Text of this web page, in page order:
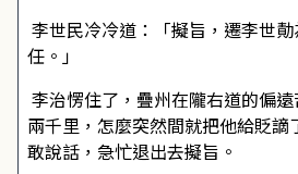
李世民冷冷道：「擬旨，遷李世
任。」
李治愣住了，疊州在隴右道的偏
兩千里，怎麼突然間就把他給貶謫
敢說話，急忙退出去擬旨。